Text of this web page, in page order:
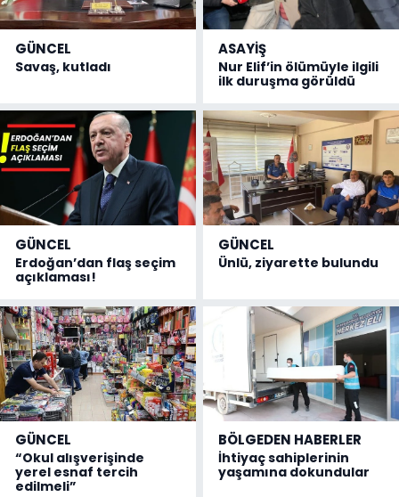
GÜNCEL
Savaş, kutladı
ASAYİŞ
Nur Elif’in ölümüyle ilgili
ilk duruşma görüldü
GÜNCEL
Erdoğan’dan flaş seçim
açıklaması!
GÜNCEL
Ünlü, ziyarette bulundu
GÜNCEL
“Okul alışverişinde
yerel esnaf tercih
edilmeli”
BÖLGEDEN HABERLER
İhtiyaç sahiplerinin
yaşamına dokundular